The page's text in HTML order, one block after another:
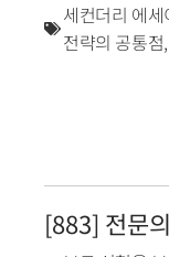
세컨더리 에
전략의 공통점,
[883] 전문